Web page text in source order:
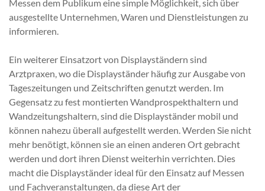
Messen dem Publikum eine simple Möglichkeit, sich über
ausgestellte Unternehmen, Waren und Dienstleistungen zu
informieren.
Ein weiterer Einsatzort von Displayständern sind
Arztpraxen, wo die Displayständer häufig zur Ausgabe von
Tageszeitungen und Zeitschriften genutzt werden. Im
Gegensatz zu fest montierten Wandprospekthaltern und
Wandzeitungshaltern, sind die Displayständer mobil und
können nahezu überall aufgestellt werden. Werden Sie nicht
mehr benötigt, können sie an einen anderen Ort gebracht
werden und dort ihren Dienst weiterhin verrichten. Dies
macht die Displayständer ideal für den Einsatz auf Messen
und Fachveranstaltungen, da diese Art der